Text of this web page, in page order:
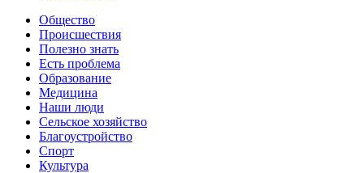
Общество
Происшествия
Полезно знать
Есть проблема
Образование
Медицина
Наши люди
Сельское хозяйство
Благоустройство
Спорт
Культура